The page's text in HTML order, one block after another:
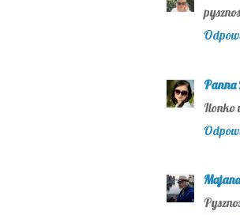
Panna
Ilonko
Majana